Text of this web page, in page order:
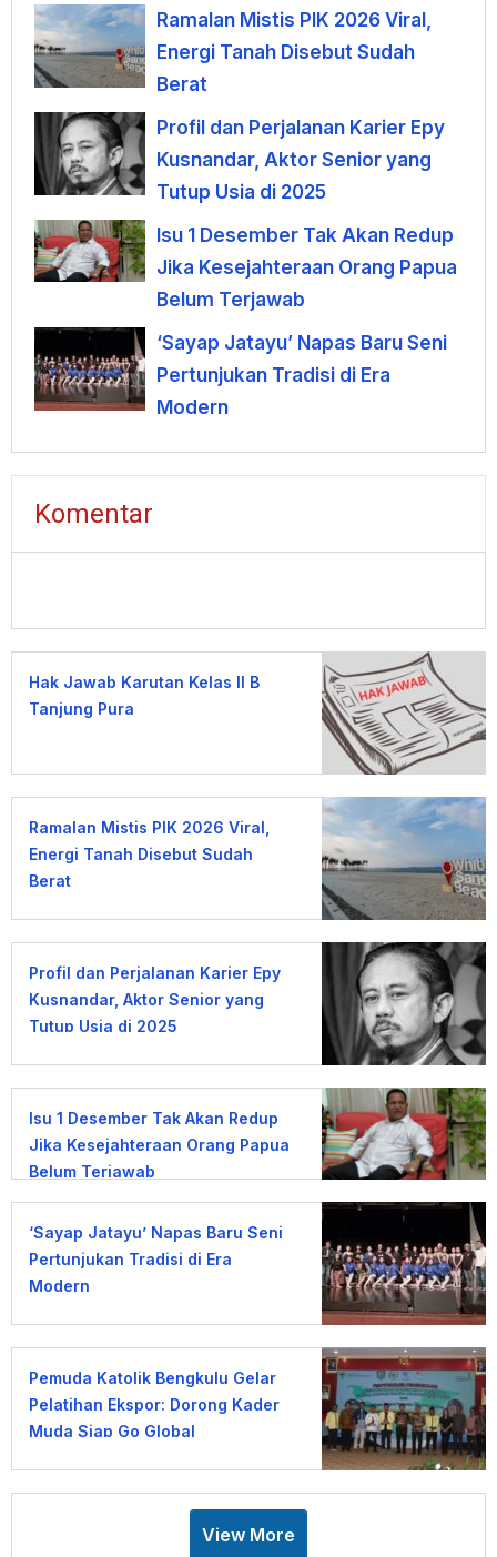
Ramalan Mistis PIK 2026 Viral,
Energi Tanah Disebut Sudah
Berat
Profil dan Perjalanan Karier Epy
Kusnandar, Aktor Senior yang
Tutup Usia di 2025
Isu 1 Desember Tak Akan Redup
Jika Kesejahteraan Orang Papua
Belum Terjawab
‘Sayap Jatayu’ Napas Baru Seni
Pertunjukan Tradisi di Era
Modern
Komentar
Hak Jawab Karutan Kelas II B
Tanjung Pura
Ramalan Mistis PIK 2026 Viral,
Energi Tanah Disebut Sudah
Berat
Profil dan Perjalanan Karier Epy
Kusnandar, Aktor Senior yang
Tutup Usia di 2025
Isu 1 Desember Tak Akan Redup
Jika Kesejahteraan Orang Papua
Belum Terjawab
‘Sayap Jatayu’ Napas Baru Seni
Pertunjukan Tradisi di Era
Modern
Pemuda Katolik Bengkulu Gelar
Pelatihan Ekspor: Dorong Kader
Muda Siap Go Global
View More